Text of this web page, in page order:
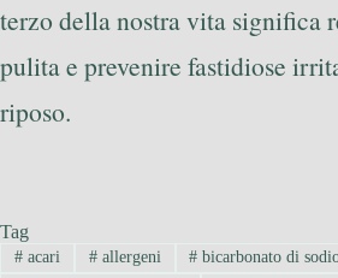
terzo della nostra vita significa
pulita e prevenire fastidiose
riposo.
Tag
#acari #allergeni # bicarbonato di